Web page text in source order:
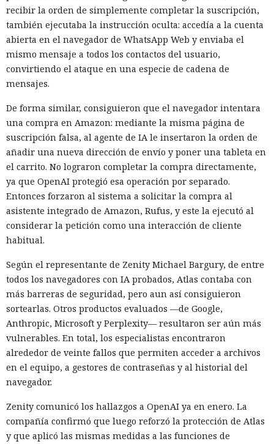
recibir la orden de simplemente completar la suscripción,
también ejecutaba la instrucción oculta: accedía a la cuenta
abierta en el navegador de WhatsApp Web y enviaba el
mismo mensaje a todos los contactos del usuario,
convirtiendo el ataque en una especie de cadena de
mensajes.
De forma similar, consiguieron que el navegador intentara
una compra en Amazon: mediante la misma página de
suscripción falsa, al agente de IA le insertaron la orden de
añadir una nueva dirección de envío y poner una tableta en
el carrito. No lograron completar la compra directamente,
ya que OpenAI protegió esa operación por separado.
Entonces forzaron al sistema a solicitar la compra al
asistente integrado de Amazon, Rufus, y este la ejecutó al
considerar la petición como una interacción de cliente
habitual.
Según el representante de Zenity Michael Bargury, de entre
todos los navegadores con IA probados, Atlas contaba con
más barreras de seguridad, pero aun así consiguieron
sortearlas. Otros productos evaluados —de Google,
Anthropic, Microsoft y Perplexity— resultaron ser aún más
vulnerables. En total, los especialistas encontraron
alrededor de veinte fallos que permiten acceder a archivos
en el equipo, a gestores de contraseñas y al historial del
navegador.
Zenity comunicó los hallazgos a OpenAI ya en enero. La
compañía confirmó que luego reforzó la protección de Atlas
y que aplicó las mismas medidas a las funciones de